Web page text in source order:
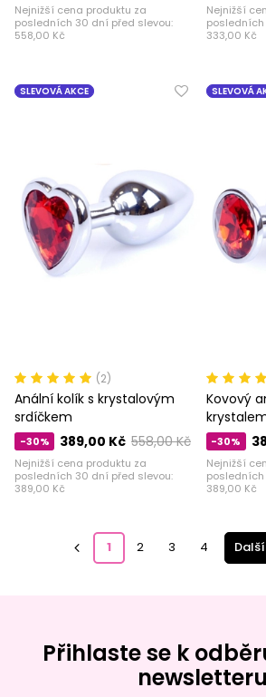
Nejnižší cena produktu za
posledních 30 dní před slevou:
558,00 Kč
Nejnižší
333,00 Kč
SLEVOVÁ AKCE
(2)
Anální kolík s krystalovým
srdíčkem
-30% 558,00 Kč
389,00 Kč
Nejnižší cena produktu za
posledních 30 dní před slevou:
389,00 Kč
SLEVOVÁ
Kovový
-30%
Nejnižší
389,00 Kč
1 2 3 4
Přihlaste se k
newsletteru